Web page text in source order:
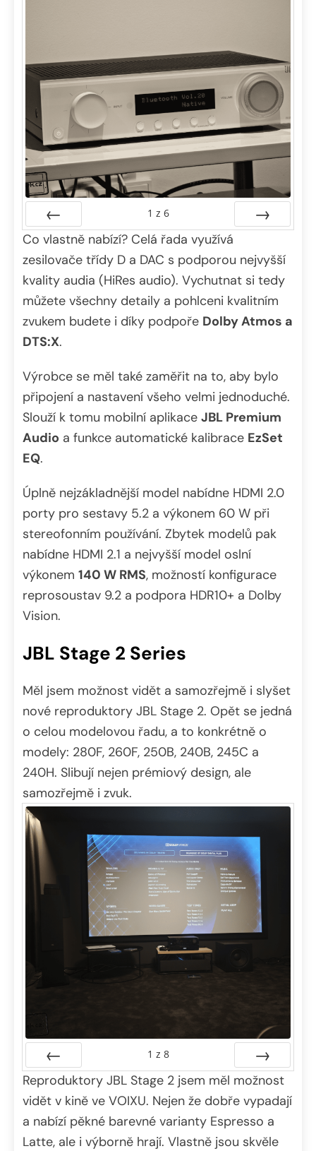
Předchozí
1 z 6
Co vlastně nabízí? Celá řada využívá
zesilovače třídy D a DAC s podporou nejvyšší
kvality audia (HiRes audio). Vychutnat si tedy
můžete všechny detaily a pohlceni kvalitním
zvukem budete i díky podpoře Dolby Atmos a
DTS:X.
Výrobce se měl také zaměřit na to, aby bylo
připojení a nastavení všeho velmi jednoduché.
Slouží k tomu mobilní aplikace JBL Premium
Audio a funkce automatické kalibrace EzSet
EQ.
Úplně nejzákladnější model nabídne HDMI 2.0
porty pro sestavy 5.2 a výkonem 60 W při
stereofonním používání. Zbytek modelů pak
nabídne HDMI 2.1 a nejvyšší model oslní
výkonem 140 W RMS, možností konfigurace
reprosoustav 9.2 a podpora HDR10+ a Dolby
Vision.
JBL Stage 2 Series
Měl jsem možnost vidět a samozřejmě i slyšet
nové reproduktory JBL Stage 2. Opět se jedná
o celou modelovou řadu, a to konkrétně o
modely: 280F, 260F, 250B, 240B, 245C a
240H. Slibují nejen prémiový design, ale
samozřejmě i zvuk.
Předchozí
1 z 8
Další
Reproduktory JBL Stage 2 jsem měl možnost
vidět v kině ve VOIXU. Nejen že dobře vypadají
a nabízí pěkné barevné varianty Espresso a
Latte, ale i výborně hrají. Vlastně jsou skvěle